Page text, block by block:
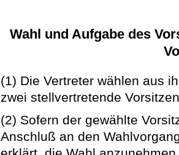
Wahl und Aufgabe des
(1) Die Vertreter wählen aus
zwei stellvertretende
(2) Sofern der gewählte
Anschluß an den